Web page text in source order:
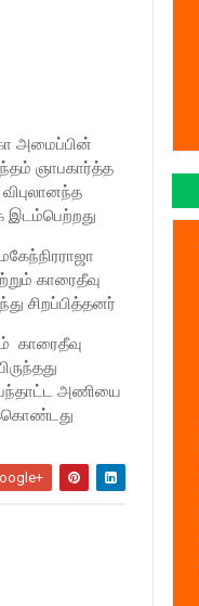
அமைப்பின்
ஞாபகார்த்த
இடம்பெற்றது
காரைதீவு
சிறப்பித்தனர்
காரைதீவு
அணியை